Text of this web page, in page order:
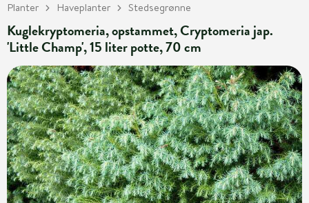
Planter Haveplanter Stedsegrønne
Kuglekryptomeria, opstammet, Cryptomeria jap.
'Little Champ', 15 liter potte, 70 cm